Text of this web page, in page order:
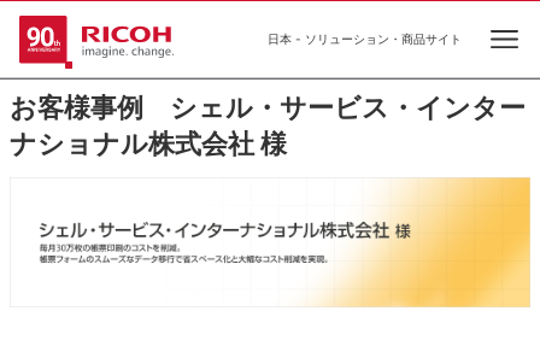
日本 - ソリューション・商品サイト
お客様事例 シェル・サービス・インター
ナショナル株式会社 様